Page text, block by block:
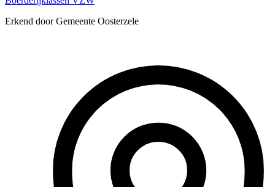
Erkend door Gemeente Oosterzele